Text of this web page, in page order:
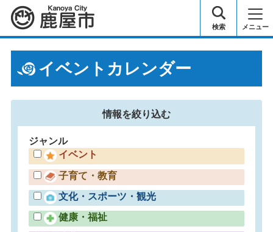
鹿屋市 検索 メニュー
イベントカレンダー
情報を絞り込む
ジャンル
イベント
子育て・教育
文化・スポーツ・観光
健康・福祉